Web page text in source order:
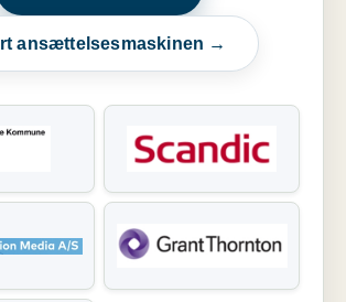
ansættelsesmaskinen →